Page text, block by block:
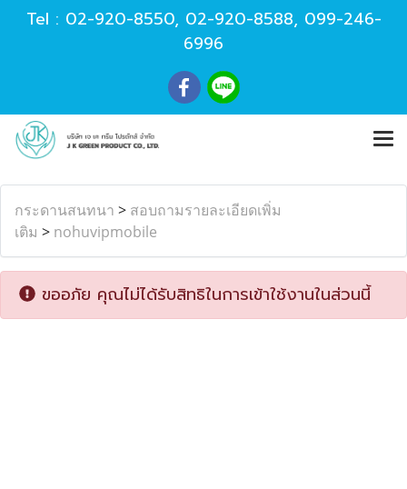
Tel : 02-920-8550, 02-920-8588, 099-246-
6996
กระดานสนทนา > สอบถามรายละเอียดเพิ่ม
เติม > nohuvipmobile
ขออภัย คุณไม่ได้รับสิทธิในการเข้าใช้งานในส่วนนี้